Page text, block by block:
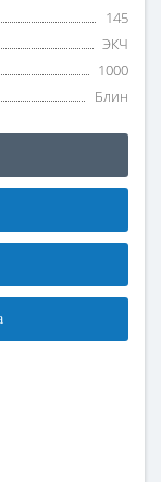
145
ЭКЧ
1000
Блин